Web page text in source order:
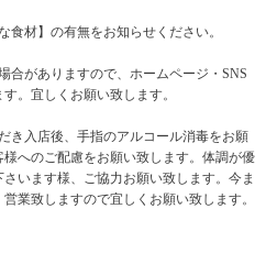
食材】の有無をお知らせください。
合がありますので、ホームページ・SNS
。宜しくお願い致します。
き入店後、手指のアルコール消毒をお願
へのご配慮をお願い致します。体調が優
います様、ご協力お願い致します。今ま
業致しますので宜しくお願い致します。